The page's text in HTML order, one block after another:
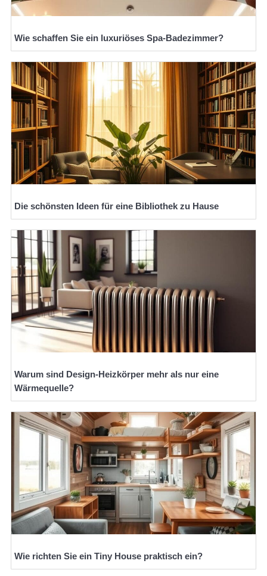
Wie schaffen Sie ein luxuriöses Spa-Badezimmer?
Die schönsten Ideen für eine Bibliothek zu Hause
Warum sind Design-Heizkörper mehr als nur eine
Wärmequelle?
Wie richten Sie ein Tiny House praktisch ein?